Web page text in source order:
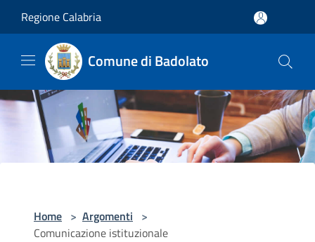
Regione Calabria
Comune di Badolato
Home > Argomenti >
Comunicazione istituzionale